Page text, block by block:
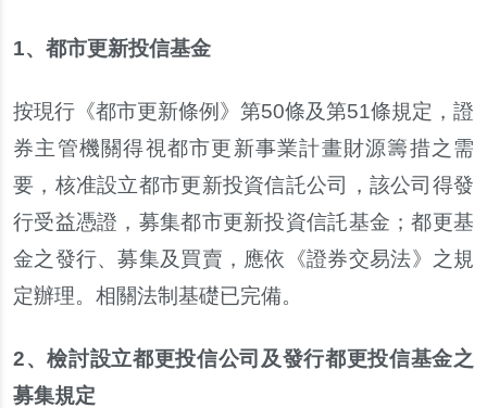
1、 都市更新投信基金
按現行 《都市更新條例 》 第50條及第51條規定 ， 證
券主管機關得視都市更新事業計畫財源籌措之需
要 ， 核准設立都市更新投資信託公司 ， 該公司得發
行受益憑證 ， 募集都市更新投資信託基金 ；都更基
金之發行、募集及買賣 ， 應依 《證券交易法》 之規
定辦理。 相關法制基礎已完備。
2、檢討設立都更投信公司及發行都更投信基金之
募集規定